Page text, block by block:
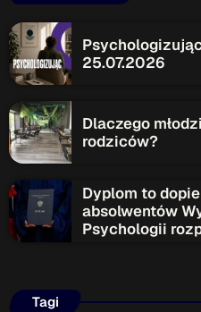
25.07.2026
Dlaczego
rodziców?
Dyplom to
absolwentów
Psychologii
Tagi